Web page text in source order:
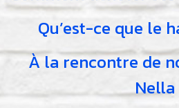
Qu’est-ce que le
À la rencontre de
Nella